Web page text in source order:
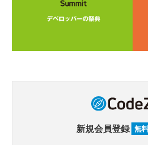
新規会員登録 無料